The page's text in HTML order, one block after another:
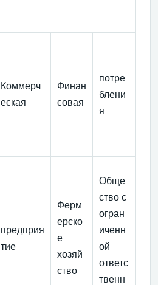
Коммерч
еская
Финан
совая
потре
блени
я
предприя
тие
Ферм
ерско
е
хозяй
ство
Обще
ство с
огран
иченн
ой
ответс
твенн